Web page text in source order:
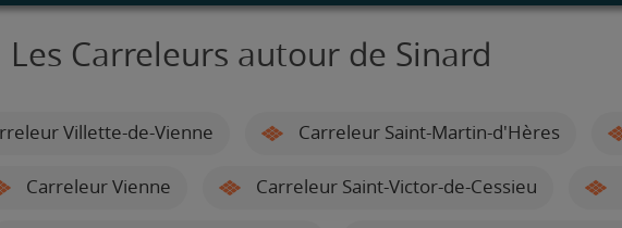
Les Carreleurs autour de Sinard
Villette-de-Vienne Carreleur Saint-Martin-d'Hères
Carreleur Vienne Carreleur Saint-Victor-de-Cessieu